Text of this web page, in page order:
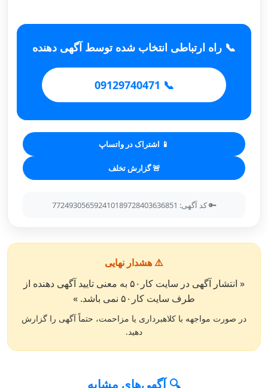
📞 راه ارتباطی انتخاب شده توسط آگهی دهنده
📞 09129740471
📱 اشتراک در واتساپ
🚨 گزارش تخلف
🔑 کد آگهی: 772493056592410189728403636851
⚠️ هشدار نهایی
« انتشار آگهی در سایت کار۵۰ به معنی تایید آگهی دهنده از
طرف سایت کار۵۰ نمی باشد. »
در صورت مواجهه با کلاهبرداری یا مزاحمت، حتماً آگهی را گزارش
دهید.
🔍 آگهی‌های مشابه